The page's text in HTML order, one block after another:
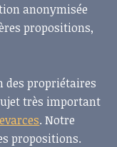
anonymisée
propositions,
des propriétaires
très important
. Notre
propositions.